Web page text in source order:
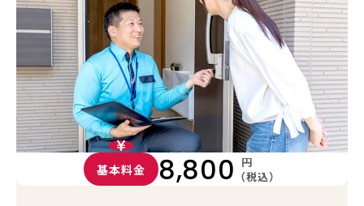
基本料金 8,800 円
（税込）